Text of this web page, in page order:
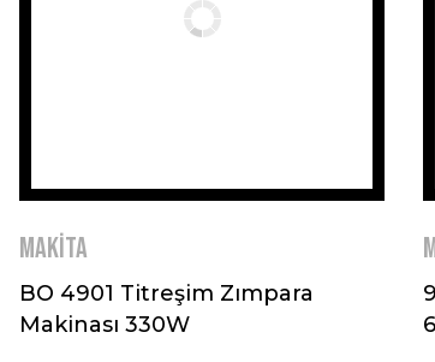
MAKİTA
BO 4901 Titreşim Zımpara
Makinası 330W